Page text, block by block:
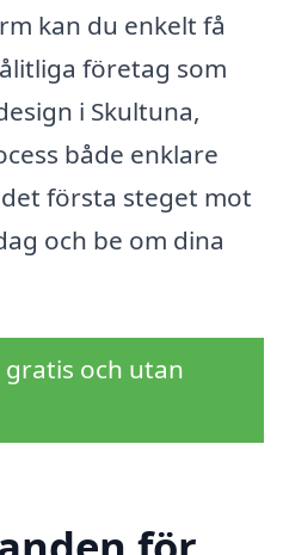
kan du enkelt få
företag som
i Skultuna,
både enklare
första steget mot
och be om dina
gratis och utan